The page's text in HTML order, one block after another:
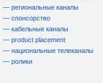
— региональные каналы
— спонсорство
— кабельные каналы
— product placement
— национальные телеканалы
— ролики